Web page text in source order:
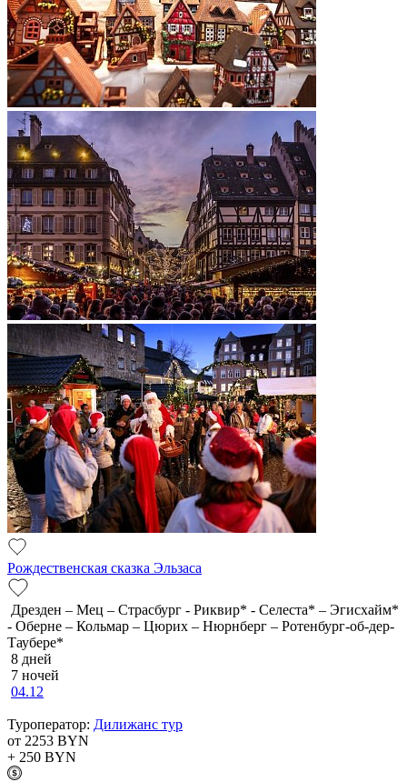
Рождественская сказка Эльзаса
Дрезден – Мец – Страсбург - Риквир* - Селеста* – Эгисхайм*
- Оберне – Кольмар – Цюрих – Нюрнберг – Ротенбург-об-дер-
Таубере*
8 дней
7 ночей
04.12
Туроператор: Дилижанс тур
от 2253 BYN
+ 250 BYN